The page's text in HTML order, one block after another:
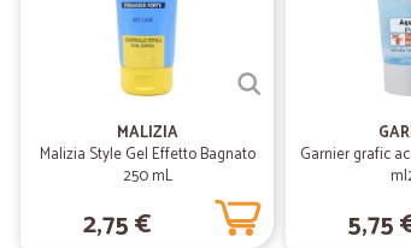
MALIZIA
Malizia Style Gel Effetto Bagnato
250 mL
2,75 €
Garnier grafic
5,75